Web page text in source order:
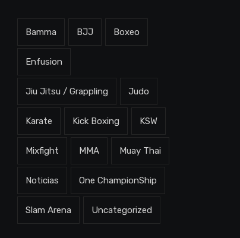
Bamma BJJ Boxeo
Enfusion
Jiu Jitsu / Grappling Judo
Karate Kick Boxing KSW
Mixfight MMA Muay Thai
Noticias One ChampionShip
Slam Arena Uncategorized